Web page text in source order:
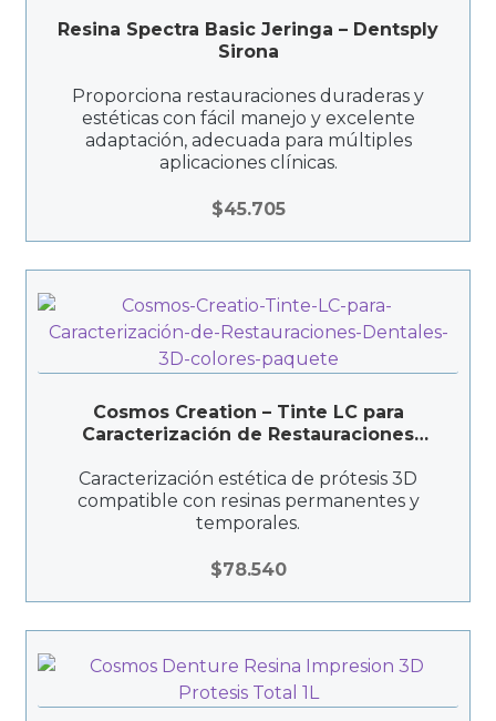
Resina Spectra Basic Jeringa – Dentsply
Sirona
Proporciona restauraciones duraderas y
estéticas con fácil manejo y excelente
adaptación, adecuada para múltiples
aplicaciones clínicas.
$45.705
Cosmos Creation – Tinte LC para
Caracterización de Restauraciones
Caracterización estética de prótesis 3D
compatible con resinas permanentes y
temporales.
$78.540